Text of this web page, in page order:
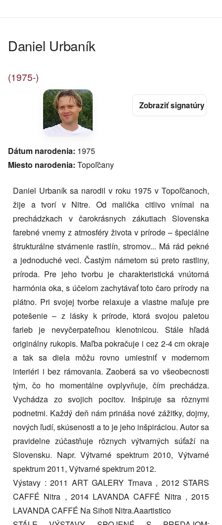
Daniel Urbaník
(1975-)
Dátum narodenia: 1975
Miesto narodenia: Topoľčany
Daniel Urbaník sa narodil v roku 1975 v Topoľčanoch,
žije a tvorí v Nitre. Od malička citlivo vnímal na
prechádzkach v čarokrásnych zákutiach Slovenska
farebné vnemy z atmosféry života v prírode – špeciálne
štrukturálne stvárnenie rastlín, stromov... Má rád pekné
a jednoduché veci. Častým námetom sú preto rastliny,
príroda. Pre jeho tvorbu je charakteristická vnútorná
harmónia oka, s účelom zachytávať toto čaro prírody na
plátno. Pri svojej tvorbe relaxuje a vlastne maľuje pre
potešenie – z lásky k prírode, ktorá svojou paletou
farieb je nevyčerpateľnou klenotnicou. Stále hľadá
originálny rukopis. Maľba pokračuje i cez 2-4 cm okraje
a tak sa diela môžu rovno umiestniť v modernom
interiéri i bez rámovania. Zaoberá sa vo všeobecnosti
tým, čo ho momentálne ovplyvňuje, čím prechádza.
Vychádza zo svojich pocitov. Inšpiruje sa rôznymi
podnetmi. Každý deň nám prináša nové zážitky, dojmy,
nových ľudí, skúsenosti a to je jeho inšpiráciou. Autor sa
pravidelne zúčastňuje rôznych výtvarných súťaží na
Slovensku. Napr. Výtvarné spektrum 2010, Výtvarné
spektrum 2011, Výtvarné spektrum 2012.
Výstavy : 2011 ART GALERY Trnava , 2012 STARS
CAFFÉ Nitra , 2014 LAVANDA CAFFÉ Nitra , 2015
LAVANDA CAFFÉ Na Sihoti Nitra.Aaartistico